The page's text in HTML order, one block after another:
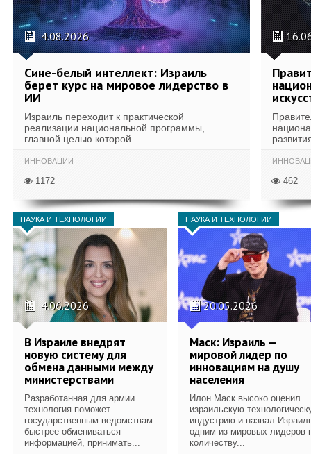
4.08.2026
Сине-белый интеллект: Израиль
берет курс на мировое лидерство в
ИИ
Израиль переходит к практической
реализации национальной программы,
главной целью которой...
ИННОВАЦИИ
1172 462
НАУКА И ТЕХНОЛОГИИ
4.06.2026
В Израиле внедрят
новую систему для
обмена данными между
министерствами
Разработанная для армии
технология поможет
государственным ведомствам
быстрее обмениваться
информацией, принимать...
НАУКА И ТЕХНОЛОГИИ
20.05.2026
Маск: Израиль —
мировой лидер по
инновациям на душу
населения
Илон Маск высоко оценил
израильскую
индустрию и назвал
одним из мировых лидеров
количеству...